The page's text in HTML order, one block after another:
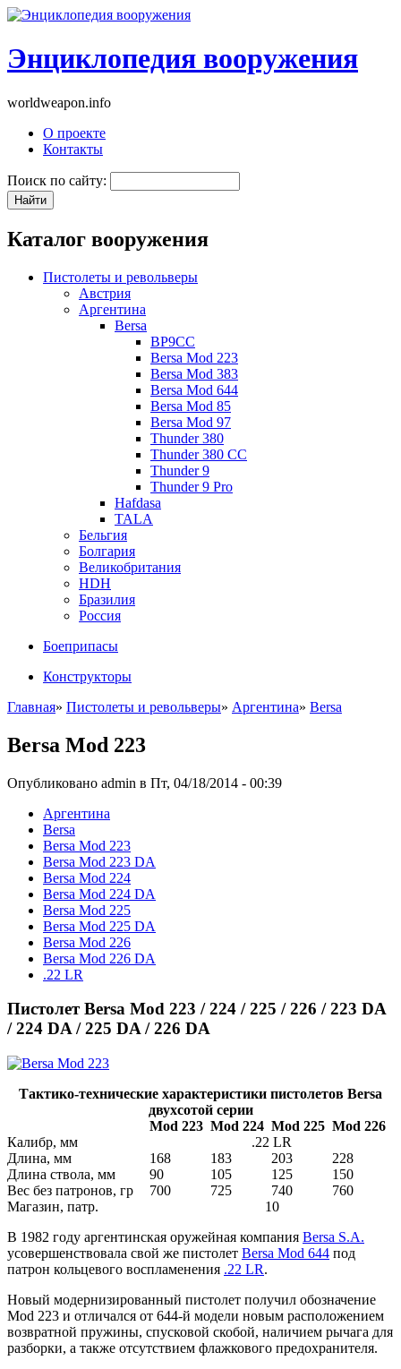
Энциклопедия вооружения
worldweapon.info
О проекте
Контакты
Поиск по сайту:
Каталог вооружения
Пистолеты и револьверы
Австрия
Аргентина
Bersa
BP9CC
Bersa Mod 223
Bersa Mod 383
Bersa Mod 644
Bersa Mod 85
Bersa Mod 97
Thunder 380
Thunder 380 CC
Thunder 9
Thunder 9 Pro
Hafdasa
TALA
Бельгия
Болгария
Великобритания
HDH
Бразилия
Россия
Боеприпасы
Конструкторы
Главная» Пистолеты и револьверы» Аргентина» Bersa
Bersa Mod 223
Опубликовано admin в Пт, 04/18/2014 - 00:39
Аргентина
Bersa
Bersa Mod 223
Bersa Mod 223 DA
Bersa Mod 224
Bersa Mod 224 DA
Bersa Mod 225
Bersa Mod 225 DA
Bersa Mod 226
Bersa Mod 226 DA
.22 LR
Пистолет Bersa Mod 223 / 224 / 225 / 226 / 223 DA
/ 224 DA / 225 DA / 226 DA
Тактико-технические характеристики пистолетов Bersa
двухсотой серии
Mod 223 Mod 224 Mod 225 Mod 226
Калибр, мм
.22 LR
Длина, мм
168 183 203
228
Длина ствола, мм
90 105 125
150
Вес без патронов, гр
700 725 740
760
Магазин, патр.
10
В 1982 году аргентинская оружейная компания Bersa S.A.
усовершенствовала свой же пистолет Bersa Mod 644 под
патрон кольцевого воспламенения .22 LR.
Новый модернизированный пистолет получил обозначение
Mod 223 и отличался от 644-й модели новым расположением
возвратной пружины, спусковой скобой, наличием рычага для
разборки, а также отсутствием флажкового предохранителя.